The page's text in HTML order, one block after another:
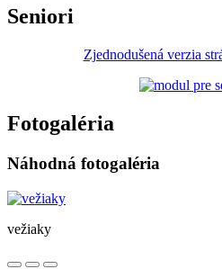
Seniori
Zjednodušená verzia
Fotogaléria
Náhodná fotogaléria
vežiaky